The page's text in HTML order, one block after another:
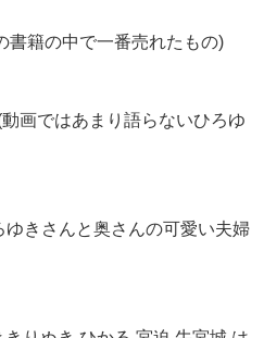
籍の中で一番売れたもの)
画ではあまり語らないひろゆ
きさんと奥さんの可愛い夫婦